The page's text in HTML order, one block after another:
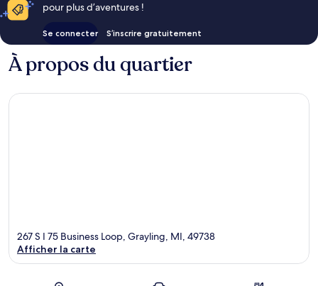
pour plus d’aventures !
Se connecter S’inscrire gratuitement
À propos du quartier
267 S I 75 Business Loop, Grayling, MI, 49738
Afficher la carte